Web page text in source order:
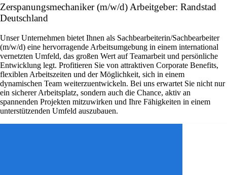
Zerspanungsmechaniker (m/w/d) Arbeitgeber: Randstad
Deutschland
Unser Unternehmen bietet Ihnen als Sachbearbeiterin/Sachbearbeiter
(m/w/d) eine hervorragende Arbeitsumgebung in einem international
vernetzten Umfeld, das großen Wert auf Teamarbeit und persönliche
Entwicklung legt. Profitieren Sie von attraktiven Corporate Benefits,
flexiblen Arbeitszeiten und der Möglichkeit, sich in einem
dynamischen Team weiterzuentwickeln. Bei uns erwartet Sie nicht nur
ein sicherer Arbeitsplatz, sondern auch die Chance, aktiv an
spannenden Projekten mitzuwirken und Ihre Fähigkeiten in einem
unterstützenden Umfeld auszubauen.